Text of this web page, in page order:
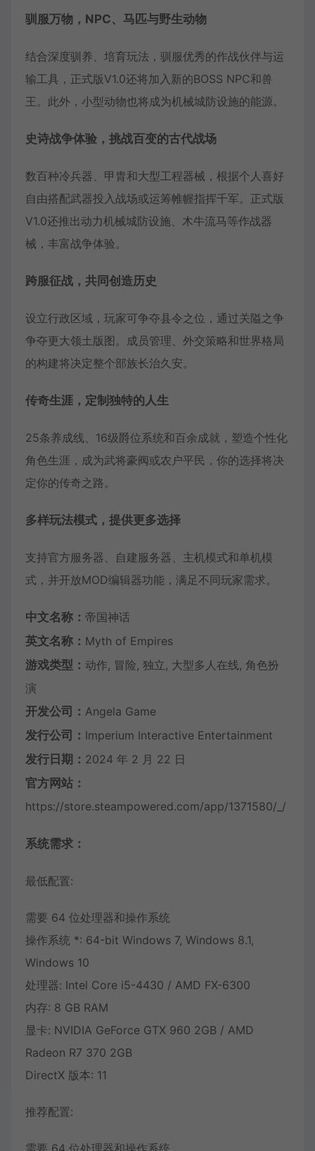
驯服万物，NPC、马匹与野生动物
结合深度驯养、培育玩法，驯服优秀的作战伙伴与运
输工具，正式版V1.0还将加入新的BOSS NPC和兽
王。此外，小型动物也将成为机械城防设施的能源。
史诗战争体验，挑战百变的古代战场
数百种冷兵器、甲胄和大型工程器械，根据个人喜好
自由搭配武器投入战场或运筹帷幄指挥千军。正式版
V1.0还推出动力机械城防设施、木牛流马等作战器
械，丰富战争体验。
跨服征战，共同创造历史
设立行政区域，玩家可争夺县令之位，通过关隘之争
争夺更大领土版图。成员管理、外交策略和世界格局
的构建将决定整个部族长治久安。
传奇生涯，定制独特的人生
25条养成线、16级爵位系统和百余成就，塑造个性化
角色生涯，成为武将豪阀或农户平民，你的选择将决
定你的传奇之路。
多样玩法模式，提供更多选择
支持官方服务器、自建服务器、主机模式和单机模
式，并开放MOD编辑器功能，满足不同玩家需求。
中文名称： 帝国神话
英文名称： Myth of Empires
游戏类型： 动作, 冒险, 独立, 大型多人在线, 角色扮
演
开发公司： Angela Game
发行公司： Imperium Interactive Entertainment
发行日期： 2024 年 2 月 22 日
官方网站：
https://store.steampowered.com/app/1371580/_/
系统需求：
最低配置:
需要 64 位处理器和操作系统
操作系统 *: 64-bit Windows 7, Windows 8.1,
Windows 10
处理器: Intel Core i5-4430 / AMD FX-6300
内存: 8 GB RAM
显卡: NVIDIA GeForce GTX 960 2GB / AMD
Radeon R7 370 2GB
DirectX 版本: 11
推荐配置: